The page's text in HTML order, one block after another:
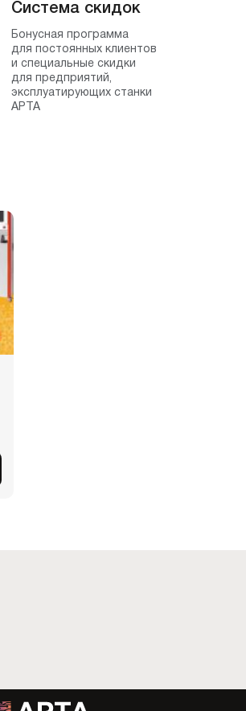
Система скидок
Бонусная программа
для постоянных клиентов
и специальные скидки
для предприятий,
эксплуатирующих станки
АРТА